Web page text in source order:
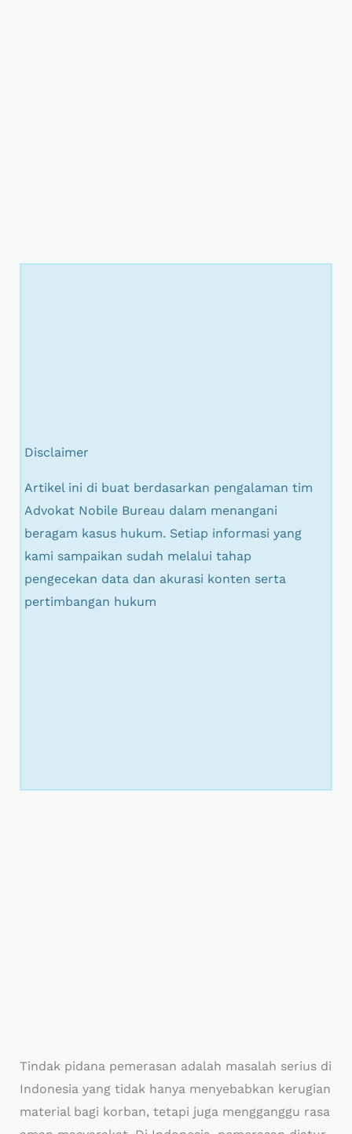
Disclaimer
Artikel ini di buat berdasarkan pengalaman tim
Advokat Nobile Bureau dalam menangani
beragam kasus hukum. Setiap informasi yang
kami sampaikan sudah melalui tahap
pengecekan data dan akurasi konten serta
pertimbangan hukum
Tindak pidana pemerasan adalah masalah serius di
Indonesia yang tidak hanya menyebabkan kerugian
material bagi korban, tetapi juga mengganggu rasa